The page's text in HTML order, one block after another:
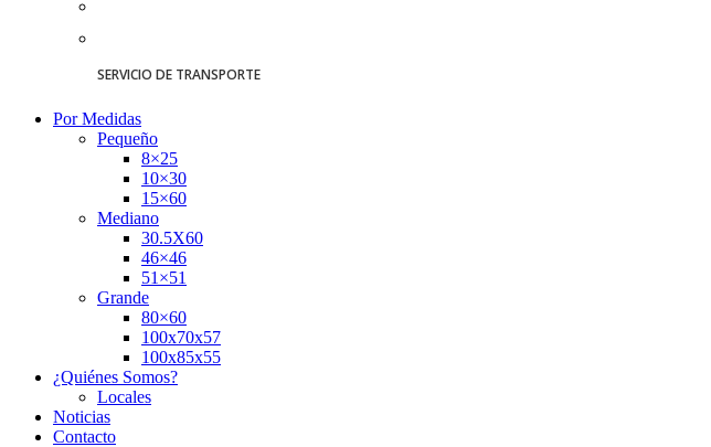
SERVICIO DE TRANSPORTE
Por Medidas
Pequeño
8×25
10×30
15×60
Mediano
30.5X60
46×46
51×51
Grande
80×60
100x70x57
100x85x55
¿Quiénes Somos?
Locales
Noticias
Contacto